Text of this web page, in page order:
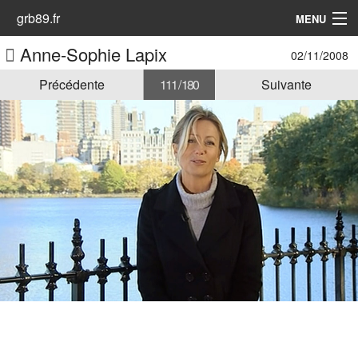
grb89.fr MENU
Accueil
Les Animatrices
Anne-Sophie Lapix 02/11/2008
Précédente 111 / 180 Suivante